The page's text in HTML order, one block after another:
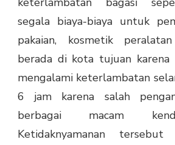
segala biaya-biaya untuk
pakaian, kosmetik
berada di kota tujuan karena
mengalami keterlambatan
6 jam karena salah
berbagai macam
Ketidaknyamanan